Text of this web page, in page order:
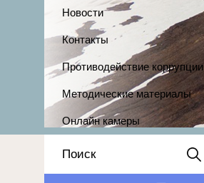
Новости
Контакты
Противодействие коррупции
Методические материалы
Онлайн камеры
Положение о выдаче
разрешений 2025